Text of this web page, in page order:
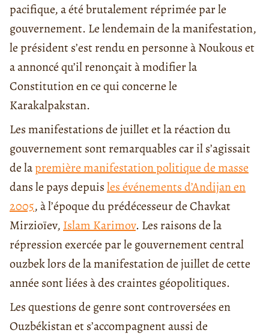
pacifique, a été brutalement réprimée par le
gouvernement. Le lendemain de la manifestation,
le président s’est rendu en personne à Noukous et
a annoncé qu’il renonçait à modifier la
Constitution en ce qui concerne le
Karakalpakstan.
Les manifestations de juillet et la réaction du
gouvernement sont remarquables car il s’agissait
de lapremière manifestation politique de masse
dans le pays depuisles événements d’Andijan en
2005, à l’époque du prédécesseur de Chavkat
Mirzioïev, Islam Karimov. Les raisons de la
répression exercée par le gouvernement central
ouzbek lors de la manifestation de juillet de cette
année sont liées à des craintes géopolitiques.
Les questions de genre sont controversées en
Ouzbékistan et s’accompagnent aussi de